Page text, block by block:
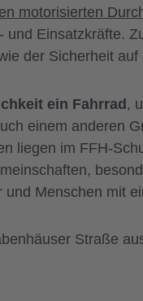
motorisierten
und Einsatzkräfte.
der Sicherheit
ein Fahrrad,
einem anderen
liegen im FFH-
Menschen mit
Straße